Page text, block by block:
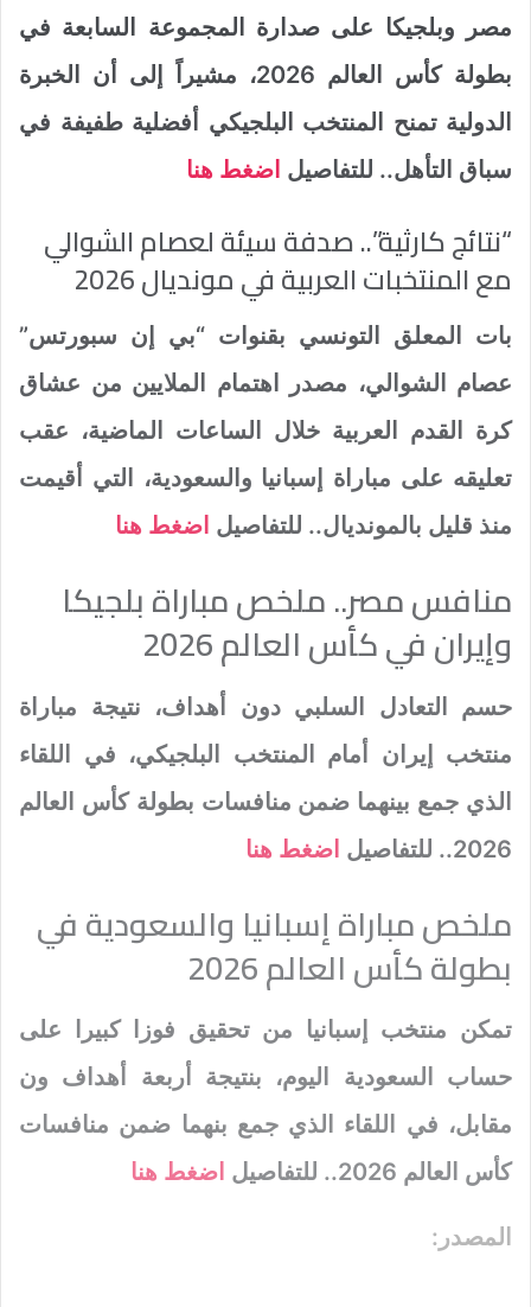
مصر وبلجيكا على صدارة المجموعة السابعة في
بطولة كأس العالم 2026، مشيراً إلى أن الخبرة
الدولية تمنح المنتخب البلجيكي أفضلية طفيفة في
سباق التأهل.. للتفاصيل اضغط هنا
“نتائج كارثية”.. صدفة سيئة لعصام الشوالي
مع المنتخبات العربية في مونديال 2026
بات المعلق التونسي بقنوات “بي إن سبورتس”
عصام الشوالي، مصدر اهتمام الملايين من عشاق
كرة القدم العربية خلال الساعات الماضية، عقب
تعليقه على مباراة إسبانيا والسعودية، التي أقيمت
منذ قليل بالمونديال.. للتفاصيل اضغط هنا
منافس مصر.. ملخص مباراة بلجيكا
وإيران في كأس العالم 2026
حسم التعادل السلبي دون أهداف، نتيجة مباراة
منتخب إيران أمام المنتخب البلجيكي، في اللقاء
الذي جمع بينهما ضمن منافسات بطولة كأس العالم
2026.. للتفاصيل
اضغط هنا
ملخص مباراة إسبانيا والسعودية في
بطولة كأس العالم 2026
تمكن منتخب إسبانيا من تحقيق فوزا كبيرا على
حساب السعودية اليوم، بنتيجة أربعة أهداف ون
مقابل، في اللقاء الذي جمع بنهما ضمن منافسات
كأس العالم 2026.. للتفاصيل
اضغط هنا
المصدر: